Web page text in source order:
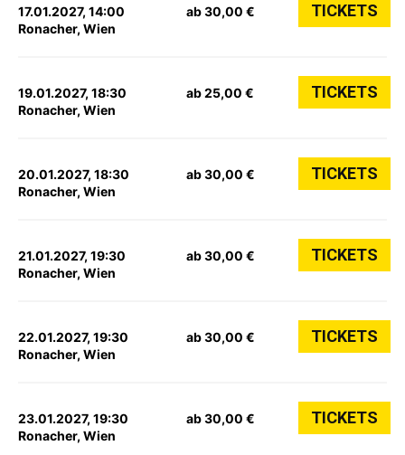
17.01.2027, 14:00
Ronacher, Wien
ab 30,00 € TICKETS
19.01.2027, 18:30
Ronacher, Wien
ab 25,00 € TICKETS
20.01.2027, 18:30
Ronacher, Wien
ab 30,00 € TICKETS
21.01.2027, 19:30
Ronacher, Wien
ab 30,00 € TICKETS
22.01.2027, 19:30
Ronacher, Wien
ab 30,00 € TICKETS
23.01.2027, 19:30
Ronacher, Wien
ab 30,00 € TICKETS